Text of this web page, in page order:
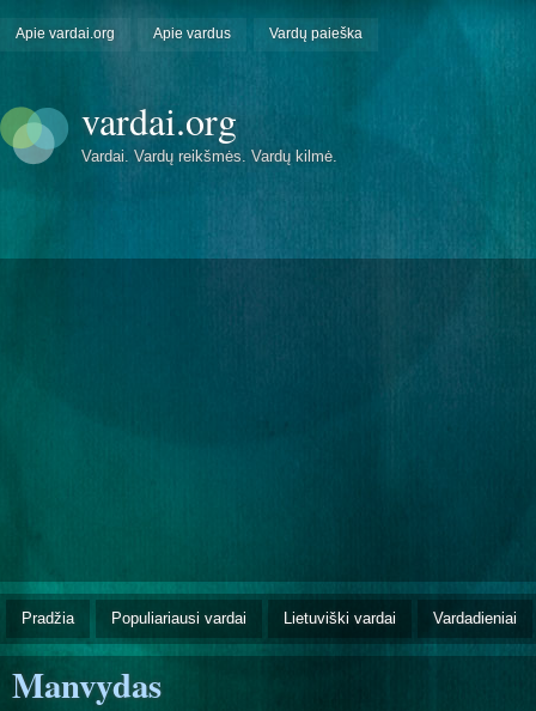
Apie vardai.org Apie vardus Vardų paieška
vardai.org
Vardai. Vardų reikšmės. Vardų kilmė.
Pradžia Populiariausi vardai Lietuviški vardai Vardadieniai
Manvydas